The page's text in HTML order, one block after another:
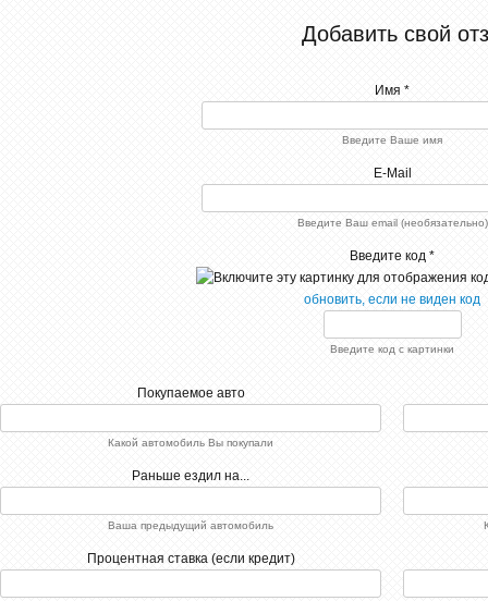
Добавить свой
Имя *
Введите Ваше имя
E-Mail
Введите Ваш email (необязательно)
Введите код *
обновить, если не виден код
Введите код с картинки
Покупаемое авто
Какой автомобиль Вы покупали
Раньше ездил на...
Ваша предыдущий автомобиль
Процентная ставка (если кредит)